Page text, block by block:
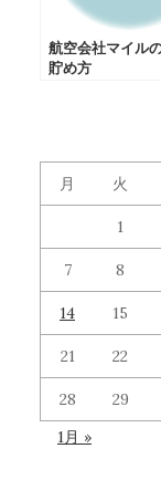
航空会社マイル
貯め方
月 火
1
7 8
14 15
21 22
28 29
1月 »